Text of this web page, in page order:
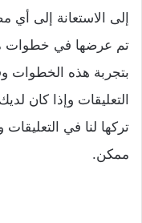
إلى الاستعانة إلى
تم عرضها في خطوات
بتجربة هذه الخطوات
التعليقات وإذا كان
تركها لنا في
ممكن.